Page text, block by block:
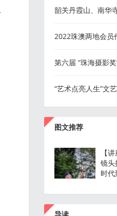
开”摄影作品展征稿
韶关丹霞山、南华
2022珠澳两地会员
第六届 “珠海摄影
“艺术点亮人生”文
图文推荐
【
镜头
时代